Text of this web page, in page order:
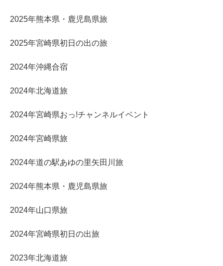
2025年熊本県・鹿児島県旅
2025年宮崎県初日の出の旅
2024年沖縄合宿
2024年北海道旅
2024年宮崎県おっ!チャンネルイベント
2024年宮崎県旅
2024年道の駅あゆの里矢田川旅
2024年熊本県・鹿児島県旅
2024年山口県旅
2024年宮崎県初日の出旅
2023年北海道旅